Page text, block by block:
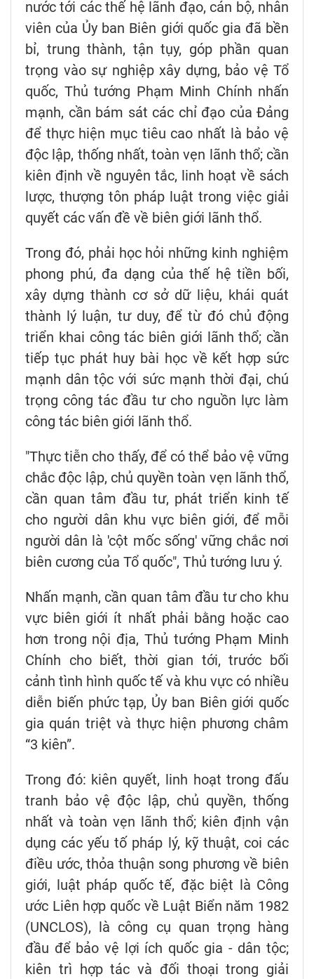
nước tới các thế hệ lãnh đạo, cán bộ, nhân
viên của Ủy ban Biên giới quốc gia đã bền
bỉ, trung thành, tận tụy, góp phần quan
trọng vào sự nghiệp xây dựng, bảo vệ Tổ
quốc, Thủ tướng Phạm Minh Chính nhấn
mạnh, cần bám sát các chỉ đạo của Đảng
để thực hiện mục tiêu cao nhất là bảo vệ
độc lập, thống nhất, toàn vẹn lãnh thổ; cần
kiên định về nguyên tắc, linh hoạt về sách
lược, thượng tôn pháp luật trong việc giải
quyết các vấn đề về biên giới lãnh thổ.
Trong đó, phải học hỏi những kinh nghiệm
phong phú, đa dạng của thế hệ tiền bối,
xây dựng thành cơ sở dữ liệu, khái quát
thành lý luận, tư duy, để từ đó chủ động
triển khai công tác biên giới lãnh thổ; cần
tiếp tục phát huy bài học về kết hợp sức
mạnh dân tộc với sức mạnh thời đại, chú
trọng công tác đầu tư cho nguồn lực làm
công tác biên giới lãnh thổ.
"Thực tiễn cho thấy, để có thể bảo vệ vững
chắc độc lập, chủ quyền toàn vẹn lãnh thổ,
cần quan tâm đầu tư, phát triển kinh tế
cho người dân khu vực biên giới, để mỗi
người dân là 'cột mốc sống' vững chắc nơi
biên cương của Tổ quốc", Thủ tướng lưu ý.
Nhấn mạnh, cần quan tâm đầu tư cho khu
vực biên giới ít nhất phải bằng hoặc cao
hơn trong nội địa, Thủ tướng Phạm Minh
Chính cho biết, thời gian tới, trước bối
cảnh tình hình quốc tế và khu vực có nhiều
diễn biến phức tạp, Ủy ban Biên giới quốc
gia quán triệt và thực hiện phương châm
“3 kiên”.
Trong đó: kiên quyết, linh hoạt trong đấu
tranh bảo vệ độc lập, chủ quyền, thống
nhất và toàn vẹn lãnh thổ; kiên định vận
dụng các yếu tố pháp lý, kỹ thuật, coi các
điều ước, thỏa thuận song phương về biên
giới, luật pháp quốc tế, đặc biệt là Công
ước Liên hợp quốc về Luật Biển năm 1982
(UNCLOS), là công cụ quan trọng hàng
đầu để bảo vệ lợi ích quốc gia - dân tộc;
kiên trì hợp tác và đối thoại trong giải